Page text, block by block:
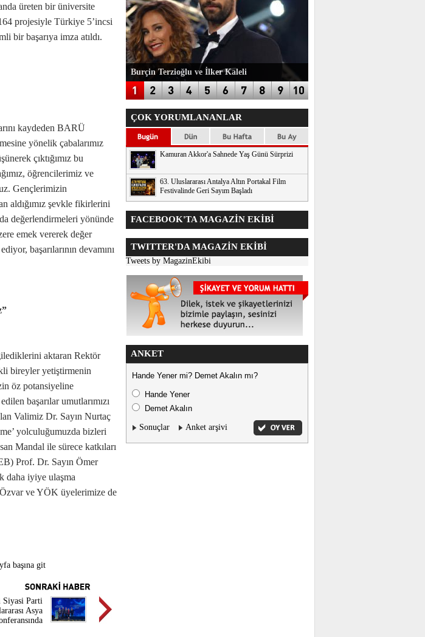
üreten bir üniversite
projesiyle Türkiye 5’incsi
bir başarıya imza atıldı.
kaydeden BARÜ
yönelik çabalarımız
çıktığımız bu
öğrencilerimiz ve
Gençlerimizin
aldığımız şevkle fikirlerini
değerlendirmeleri yönünde
emek vererek değer
başarılarının devamını
aktaran Rektör
bireyler yetiştirmenin
öz potansiyeline
başarılar umutlarımızı
Valimiz Dr. Sayın Nurtaç
yolculuğumuzda bizleri
Mandal ile sürece katkıları
Prof. Dr. Sayın Ömer
daha iyiye ulaşma
ve YÖK üyelerimize de
başına git
Parti
Asya
Burçin Terzioğlu ve İlker Kaleli
ÇOK YORUMLANANLAR
Kamuran Akkor'a Sahnede Yaş Günü Sürprizi
63. Uluslararası Antalya Altın Portakal Film
Festivalinde Geri Sayım Başladı
FACEBOOK'TA MAGAZİN EKİBİ
TWITTER'DA MAGAZİN EKİBİ
Tweets by MagazinEkibi
ANKET
Hande Yener mi? Demet Akalın mı?
Hande Yener
Demet Akalın
Sonuçlar Anket arşivi